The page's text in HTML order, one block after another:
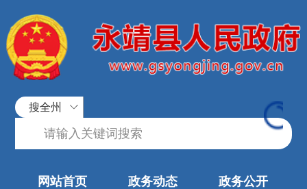
搜全州
网站首页 政务动态 政务公开